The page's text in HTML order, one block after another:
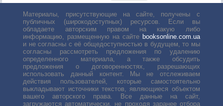
Материалы, присутствующие на сайте, получены с
публичных (широкодоступных) ресурсов. Если вы
обладаете авторским правом на какую либо
информацию, размещенную на сайте booksonline.com.ua
и не согласны с её общедоступностью в будущем, то мы
согласны рассмотреть предложения по удалению
определенного материала, а также обсудить
предложения о договоренностях, разрешающих
использовать данный контент. Мы не отслеживаем
действия пользователей, которые самостоятельно
выкладывают источники текстов, являющиеся объектом
вашего авторского права. Все данные на сайт,
загружаются автоматически, не проходя заранее отбора